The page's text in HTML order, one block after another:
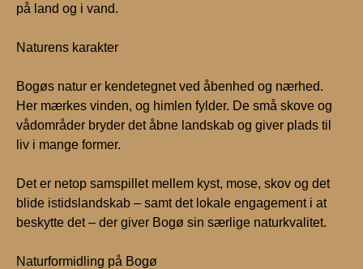
på land og i vand.
Naturens karakter
Bogøs natur er kendetegnet ved åbenhed og nærhed.
Her mærkes vinden, og himlen fylder. De små skove og
vådområder bryder det åbne landskab og giver plads til
liv i mange former.
Det er netop samspillet mellem kyst, mose, skov og det
blide istidslandskab – samt det lokale engagement i at
beskytte det – der giver Bogø sin særlige naturkvalitet.
Naturformidling på Bogø